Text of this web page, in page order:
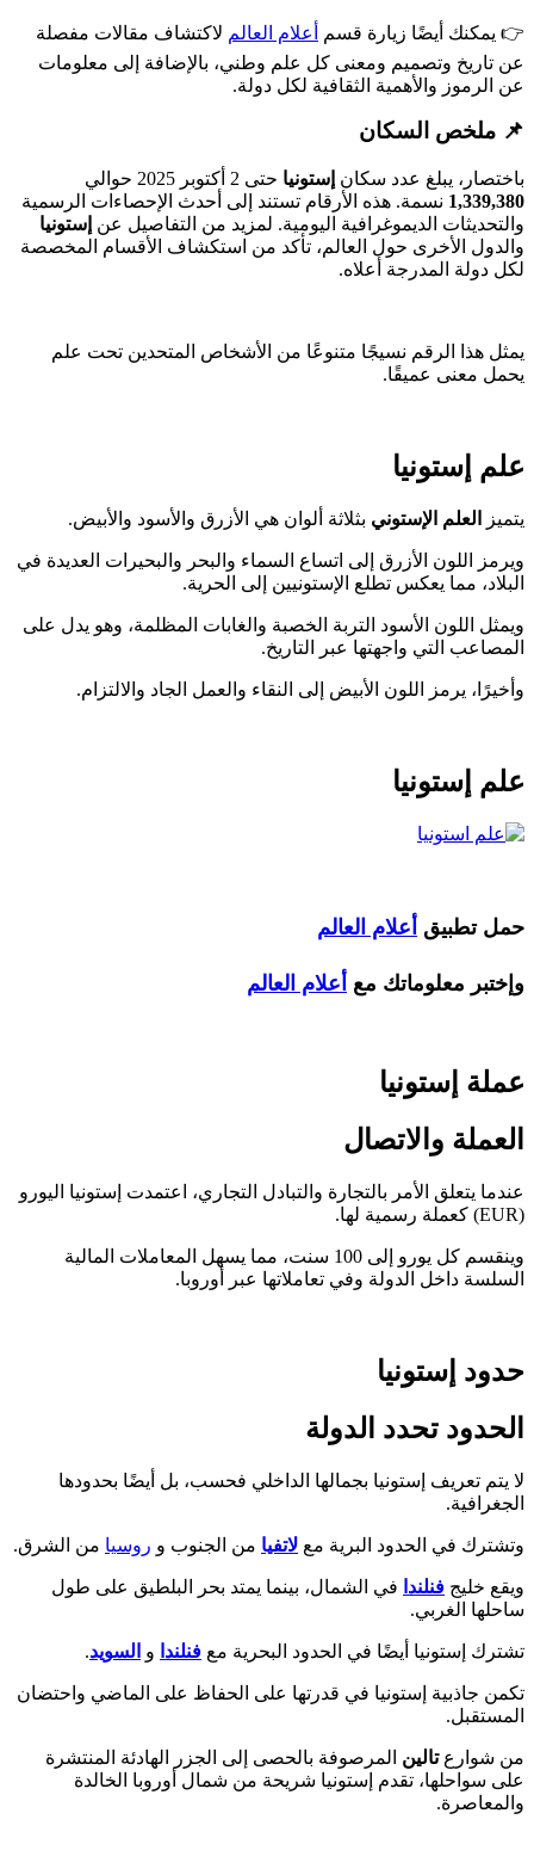
أيضًا زيارة قسمأعلام العالم لاكتشاف مقالات مفصلة
وتصميم ومعنى كل علم وطني، بالإضافة إلى معلومات
والأهمية الثقافية لكل دولة.
السكان
يبلغ عدد سكانإستونياحتى 2 أكتوبر 2025 حوالي
نسمة. هذه الأرقام تستند إلى أحدث الإحصاءات الرسمية
الديموغرافية اليومية. لمزيد من التفاصيل عن إستونيا
الأخرى حول العالم، تأكد من استكشاف الأقسام المخصصة
المدرجة أعلاه.
هذا الرقم نسيجًا متنوعًا من الأشخاص المتحدين تحت علم
معنى عميقًا.
إستونيا
العلم الإستونيبثلاثة ألوان هي الأزرق والأسود والأبيض.
اللون الأزرق إلى اتساع السماء والبحر والبحيرات العديدة في
مما يعكس تطلع الإستونيين إلى الحرية.
اللون الأسود التربة الخصبة والغابات المظلمة، وهو يدل على
التي واجهتها عبر التاريخ.
يرمز اللون الأبيض إلى النقاء والعمل الجاد والالتزام.
إستونيا
تطبيقأعلام العالم
معلوماتك معأعلام العالم
إستونيا
والاتصال
يتعلق الأمر بالتجارة والتبادل التجاري، اعتمدت إستونيا اليورو
وينقسم كل يورو إلى 100 سنت، مما يسهل المعاملات المالية
داخل الدولة وفي تعاملاتها عبر أوروبا.
إستونيا
تحدد الدولة
تعريف إستونيا بجمالها الداخلي فحسب، بل أيضًا بحدودها
في الحدود البرية معلاتفيا من الجنوب وروسيا من الشرق.
خليج فنلندافي الشمال، بينما يمتد بحر البلطيق على طول
الغربي.
إستونيا أيضًا في الحدود البحرية معفنلنداوالسويد.
جاذبية إستونيا في قدرتها على الحفاظ على الماضي واحتضان
تالين المرصوفة بالحصى إلى الجزر الهادئة المنتشرة
تقدم إستونيا شريحة من شمال أوروبا الخالدة